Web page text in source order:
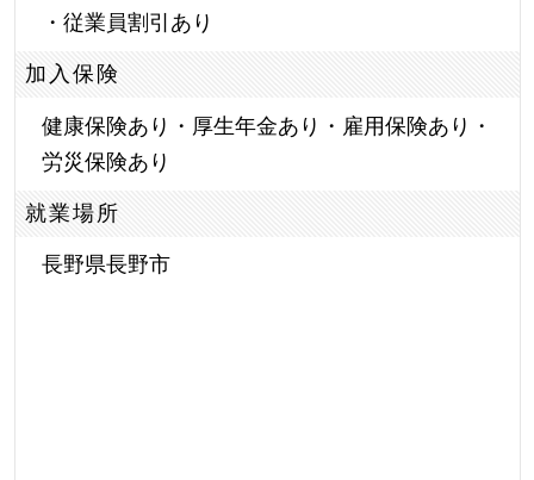
・従業員割引あり
加入保険
健康保険あり・厚生年金あり・雇用保険あり・
労災保険あり
就業場所
長野県長野市